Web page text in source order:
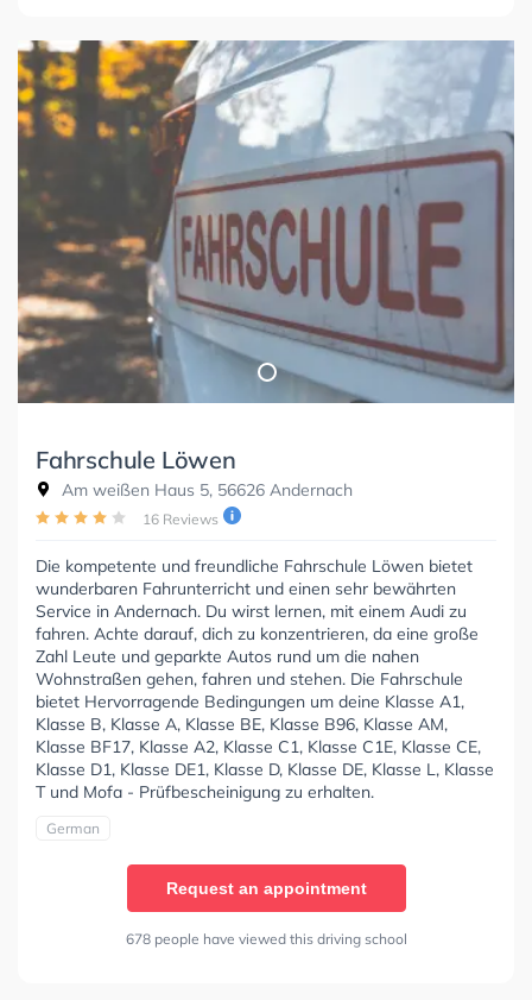
Fahrschule Löwen
Am weißen Haus 5, 56626 Andernach
16 Reviews
Die kompetente und freundliche Fahrschule Löwen bietet
wunderbaren Fahrunterricht und einen sehr bewährten
Service in Andernach. Du wirst lernen, mit einem Audi zu
fahren. Achte darauf, dich zu konzentrieren, da eine große
Zahl Leute und geparkte Autos rund um die nahen
Wohnstraßen gehen, fahren und stehen. Die Fahrschule
bietet Hervorragende Bedingungen um deine Klasse A1,
Klasse B, Klasse A, Klasse BE, Klasse B96, Klasse AM,
Klasse BF17, Klasse A2, Klasse C1, Klasse C1E, Klasse CE,
Klasse D1, Klasse DE1, Klasse D, Klasse DE, Klasse L, Klasse
T und Mofa - Prüfbescheinigung zu erhalten.
German
Request an appointment
678 people have viewed this driving school